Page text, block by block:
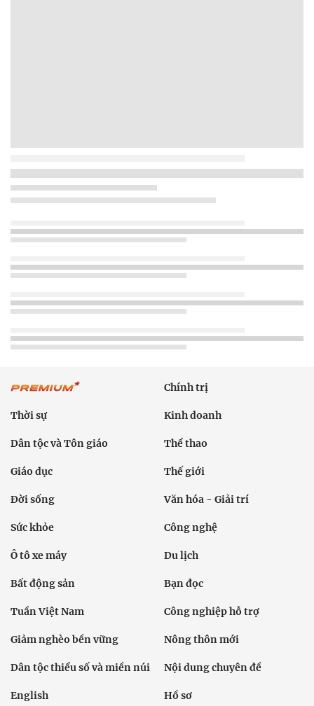
Chính trị
Thời sự Kinh doanh
Dân tộc và Tôn giáo Thể thao
Giáo dục Thế giới
Đời sống Văn hóa - Giải trí
Sức khỏe Công nghệ
Ô tô xe máy Du lịch
Bất động sản Bạn đọc
Tuần Việt Nam Công nghiệp hỗ trợ
Giảm nghèo bền vững Nông thôn mới
Dân tộc thiểu số và miền núi Nội dung chuyên đề
English Hồ sơ